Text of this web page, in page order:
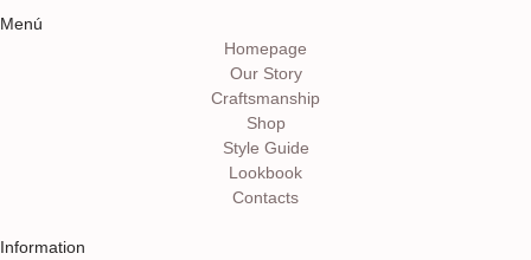
Menú
Homepage
Our Story
Craftsmanship
Shop
Style Guide
Lookbook
Contacts
Information